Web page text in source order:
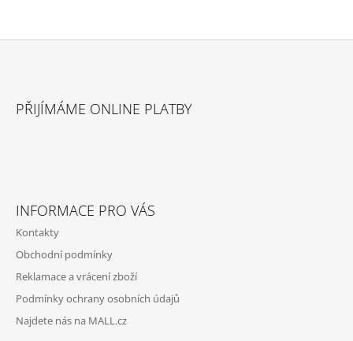
PŘIJÍMÁME ONLINE PLATBY
INFORMACE PRO VÁS
Kontakty
Obchodní podmínky
Reklamace a vrácení zboží
Podmínky ochrany osobních údajů
Najdete nás na MALL.cz